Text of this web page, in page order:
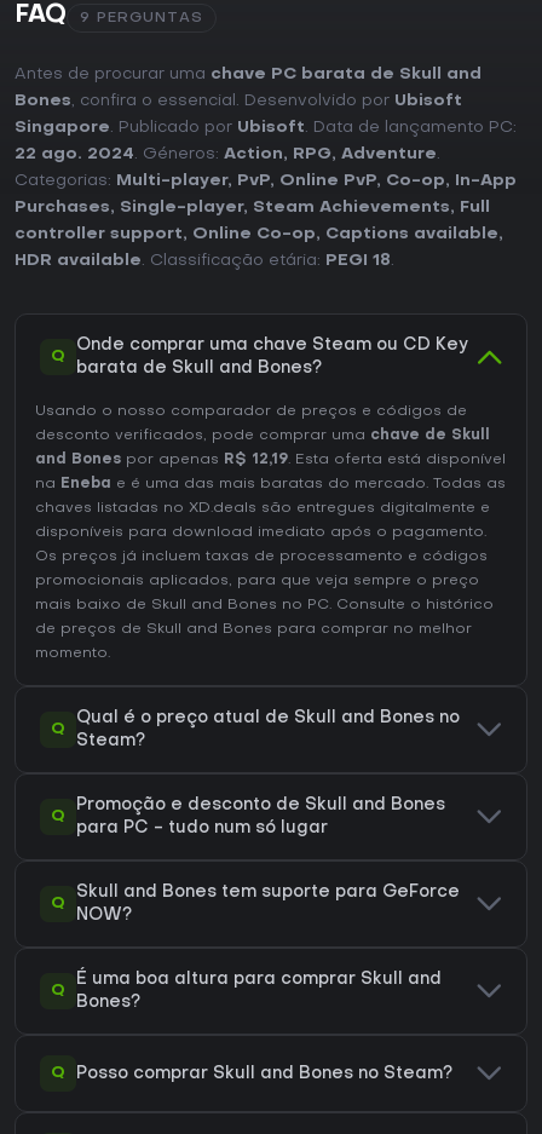
FAQ 9 PERGUNTAS
Antes de procurar uma chave PC barata de Skull and
Bones, confira o essencial. Desenvolvido por Ubisoft
Singapore. Publicado por Ubisoft. Data de lançamento PC:
22 ago. 2024. Géneros: Action, RPG, Adventure.
Categorias:
Multi-player, PvP, Online PvP, Co-op,
In-App
Purchases, Single-player, Steam Achievements,
Full
controller support, Online Co-op, Captions available,
HDR available. Classificação etária: PEGI 18.
Q
Onde comprar uma chave Steam ou CD Key
barata de Skull and Bones?
Usando o nosso comparador de preços e códigos de
desconto verificados, pode comprar uma chave de Skull
and Bones por apenas R$ 12,19. Esta oferta está disponível
na Eneba
e é uma das mais baratas do mercado. Todas as
chaves listadas no XD.deals são entregues digitalmente e
disponíveis para download imediato após o pagamento.
Os preços já incluem taxas de processamento e códigos
promocionais aplicados, para que veja sempre o preço
mais baixo de Skull and Bones no PC. Consulte o histórico
de preços de Skull and Bones para comprar no melhor
momento.
Q
Qual é o preço atual de Skull and Bones no
Steam?
Q
Promoção e desconto de Skull and Bones
para PC - tudo num só lugar
Q
Skull and Bones tem suporte para GeForce
NOW?
Q
É uma boa altura para comprar Skull and
Bones?
Q Posso comprar Skull and Bones no Steam?